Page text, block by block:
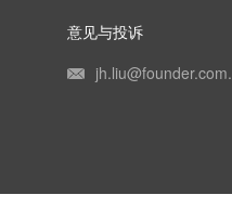
意见与投诉